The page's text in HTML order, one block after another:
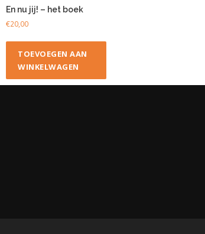
En nu jij! – het boek
€20,00
TOEVOEGEN AAN
WINKELWAGEN